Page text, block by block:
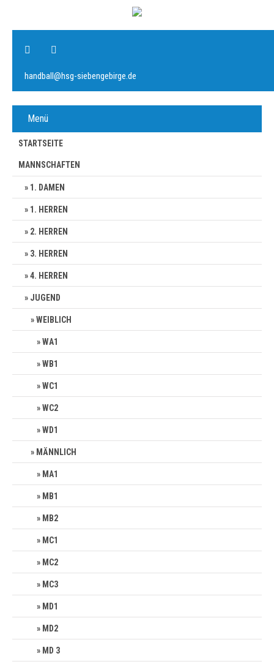
handball@hsg-siebengebirge.de
Menü
STARTSEITE
MANNSCHAFTEN
1. DAMEN
1. HERREN
2. HERREN
3. HERREN
4. HERREN
JUGEND
WEIBLICH
WA1
WB1
WC1
WC2
WD1
MÄNNLICH
MA1
MB1
MB2
MC1
MC2
MC3
MD1
MD2
MD 3